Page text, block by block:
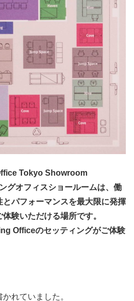
Tokyo Showroom
グオフィスショールームは、働
とパフォーマンスを最大限に発揮
験いただける場所です。
Officeのセッティングがご体験
れていました。